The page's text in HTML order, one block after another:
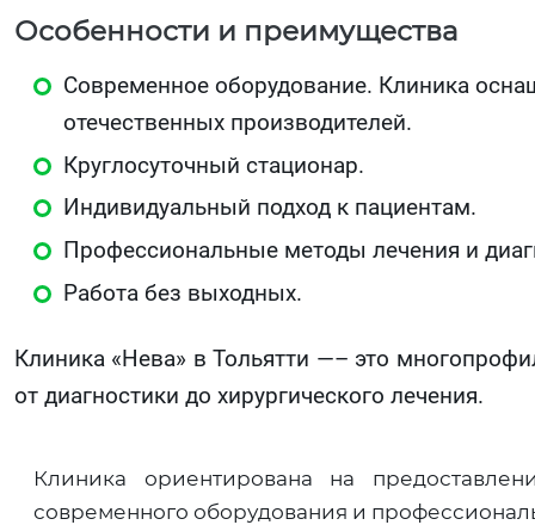
Особенности и преимущества
Современное оборудование. Клиника
отечественных производителей.
Круглосуточный стационар.
Индивидуальный подход к пациентам.
Профессиональные методы лечения и
Работа без выходных.
Клиника «Нева» в Тольятти —– это
от диагностики до хирургического лечения.
Клиника ориентирована на
современного оборудования и